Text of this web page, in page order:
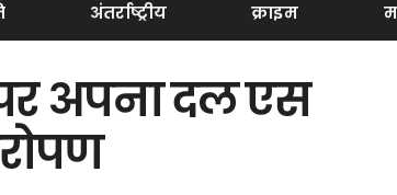
अंतर्राष्ट्रीय क्राइम
पर अपना दल एस